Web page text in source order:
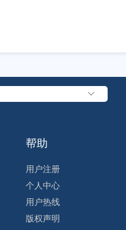
帮助
用户注册
个人中心
用户热线
版权声明